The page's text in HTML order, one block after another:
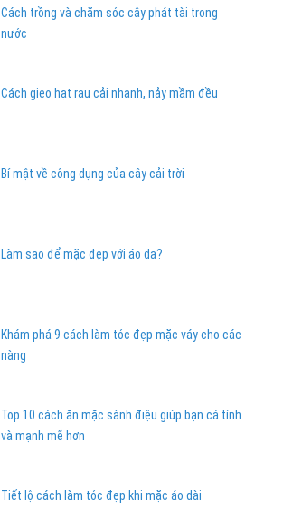
Cách trồng và chăm sóc cây phát tài trong
nước
Cách gieo hạt rau cải nhanh, nảy mầm đều
Bí mật về công dụng của cây cải trời
Làm sao để mặc đẹp với áo da?
Khám phá 9 cách làm tóc đẹp mặc váy cho các
nàng
Top 10 cách ăn mặc sành điệu giúp bạn cá tính
và mạnh mẽ hơn
Tiết lộ cách làm tóc đẹp khi mặc áo dài